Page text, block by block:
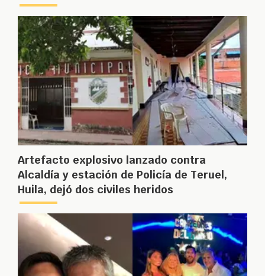
Artefacto explosivo lanzado contra
Alcaldía y estación de Policía de Teruel,
Huila, dejó dos civiles heridos